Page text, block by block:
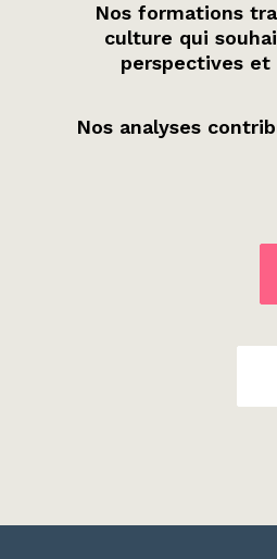
Nos formations
culture qui
perspectives et
Nos analyses